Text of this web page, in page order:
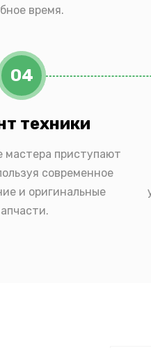
время.
04
техники
приступают
современное
и оригинальные